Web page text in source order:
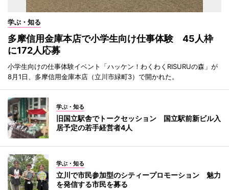
学ぶ・知る
多摩信用金庫本店で小学生向け仕事体験 45人枠
に172人応募
小学生向けの仕事体験イベント「ハッケン！わくわくRISURUの森」が
8月1日、多摩信用金庫本店（立川市緑町3）で開かれた。
学ぶ・知る
旧国立駅舎でトークセッション 国立駅前新ビル入
居予定の若手経営者4人
学ぶ・知る
立川で市民参加型のシティープロモーション 魅力
を発信する市民を募る